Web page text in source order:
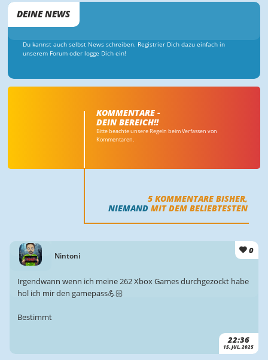
DEINE NEWS
Du kannst auch selbst News schreiben. Registrier Dich dazu einfach in
unserem Forum oder logge Dich ein!
KOMMENTARE -
DEIN BEREICH!!
Bitte beachte unsere Regeln beim Verfassen von
Kommentaren.
5 KOMMENTARE BISHER,
NIEMAND MIT DEM BELIEBTESTEN
Nintoni
0
22:36
15. JUL. 2025
Irgendwann wenn ich meine 262 Xbox Games durchgezockt habe
hol ich mir den gamepass💪🏻
Bestimmt